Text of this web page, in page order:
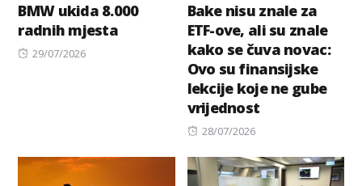
BMW ukida 8.000
radnih mjesta
Posted
29/07/2026
Bake nisu znale za
ETF-ove, ali su znale
kako se čuva novac:
Ovo su finansijske
lekcije koje ne gube
vrijednost
Posted
28/07/2026